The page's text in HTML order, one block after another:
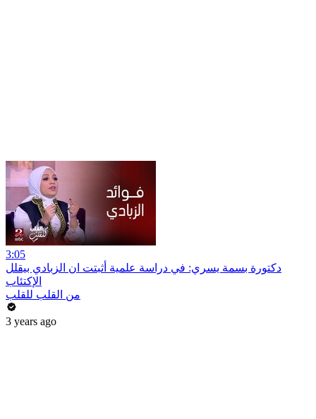
3:05
دكتورة بسمة يسري: في دراسة علمية أثبتت ان الزبادي بيقلل
الإكتئاب
من القلب للقلب
3 years ago